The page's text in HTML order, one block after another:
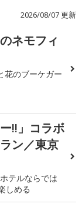
2026/08/07 更新
ネモフィ
花のブーケガー
!!」コラボ
ン／東京
テルならでは
しめる